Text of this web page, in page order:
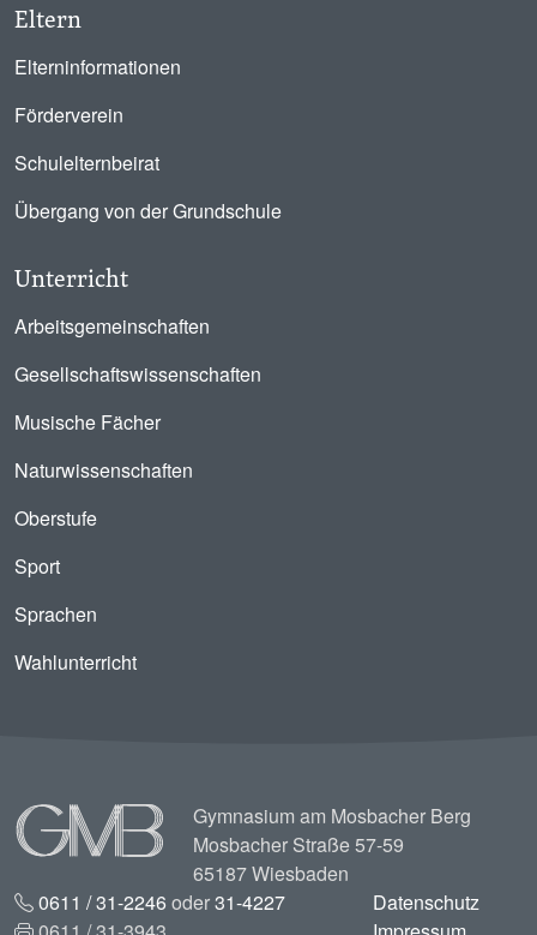
Eltern
Elterninformationen
Förderverein
Schulelternbeirat
Übergang von der Grundschule
Unterricht
Arbeitsgemeinschaften
Gesellschaftswissenschaften
Musische Fächer
Naturwissenschaften
Oberstufe
Sport
Sprachen
Wahlunterricht
Image
Gymnasium am Mosbacher Berg
Mosbacher Straße 57-59
65187 Wiesbaden
0611 / 31-2246oder31-4227
Datenschutz